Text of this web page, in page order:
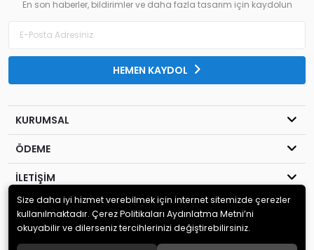
En son haberler, bildirimler ve daha fazla tasarım için kaydolun
HEMEN KAYDOL
KURUMSAL
ÖDEME
İLETİŞİM
© 2020MİLENYUM YAYINCILIK. Tüm hakları saklıdır.
Size daha iyi hizmet verebilmek için internet sitemizde çerezler
kullanılmaktadır. Çerez Politikaları Aydınlatma Metni’ni
okuyabilir ve dilerseniz tercihlerinizi değiştirebilirsiniz.